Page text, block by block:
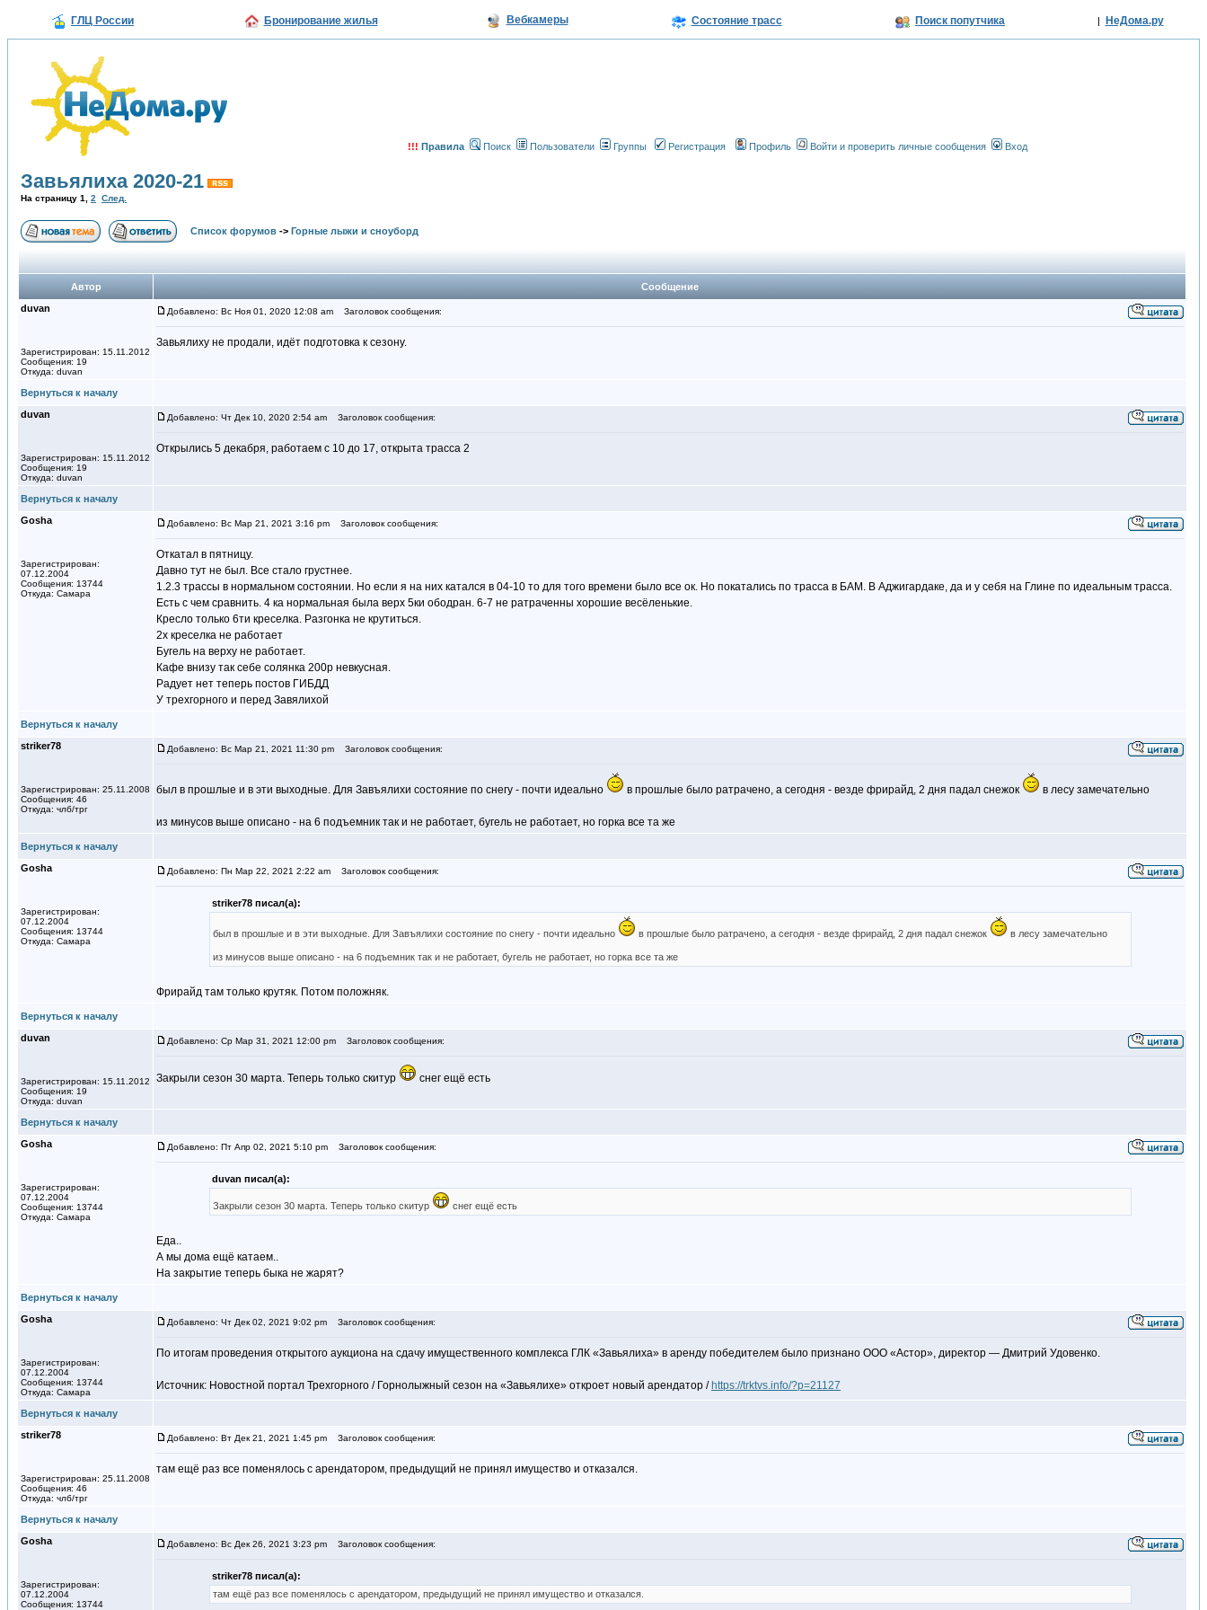
ГЛЦ России Бронирование жилья Вебкамеры Состояние трасс Поиск попутчика | НеДома.ру
!!! Правила Поиск Пользователи Группы Регистрация Профиль Войти и проверить личные сообщения Вход
Завьялиха 2020-21
На страницу 1 2 След.
Список форумов -> Горные лыжи и сноуборд
Автор
Сообщение
duvan
Зарегистрирован: 15.11.2012
Сообщения: 19
Откуда: duvan
Добавлено: Вс Ноя 01, 2020 12:08 am Заголовок сообщения:
Завьялиху не продали, идëт подготовка к сезону.
Вернуться к началу
duvan
Зарегистрирован: 15.11.2012
Сообщения: 19
Откуда: duvan
Добавлено: Чт Дек 10, 2020 2:54 am Заголовок сообщения:
Открылись 5 декабря, работаем с 10 до 17, открыта трасса 2
Вернуться к началу
Gosha
Зарегистрирован:
07.12.2004
Сообщения: 13744
Откуда: Самара
Добавлено: Вс Мар 21, 2021 3:16 pm Заголовок сообщения:
Откатал в пятницу.
Давно тут не был. Все стало грустнее.
1.2.3 трассы в нормальном состоянии. Но если я на них катался в 04-10 то для того времени было все ок. Но покатались по трасса в БАМ. В Аджигардаке, да и у себя на Глине по идеальным трасса.
Есть с чем сравнить. 4 ка нормальная была верх 5ки ободран. 6-7 не ратраченны хорошие весёленькие.
Кресло только 6ти креселка. Разгонка не крутиться.
2х креселка не работает
Бугель на верху не работает.
Кафе внизу так себе солянка 200р невкусная.
Радует нет теперь постов ГИБДД
У трехгорного и перед Завялихой
Вернуться к началу
striker78
Зарегистрирован: 25.11.2008
Сообщения: 46
Откуда: члб/трг
Добавлено: Вс Мар 21, 2021 11:30 pm Заголовок сообщения:
был в прошлые и в эти выходные. Для Завъялихи состояние по снегу - почти идеально в прошлые было ратрачено, а сегодня - везде фрирайд, 2 дня падал снежок в лесу замечательно
из минусов выше описано - на 6 подъемник так и не работает, бугель не работает, но горка все та же
Вернуться к началу
Gosha
Зарегистрирован:
07.12.2004
Сообщения: 13744
Откуда: Самара
Добавлено: Пн Мар 22, 2021 2:22 am Заголовок сообщения:
striker78 писал(а):
был в прошлые и в эти выходные. Для Завъялихи состояние по снегу - почти идеально в прошлые было ратрачено, а сегодня - везде фрирайд, 2 дня падал снежок в лесу замечательно
из минусов выше описано - на 6 подъемник так и не работает, бугель не работает, но горка все та же
Фрирайд там только крутяк. Потом положняк.
Вернуться к началу
duvan
Зарегистрирован: 15.11.2012
Сообщения: 19
Откуда: duvan
Добавлено: Ср Мар 31, 2021 12:00 pm Заголовок сообщения:
Закрыли сезон 30 марта. Теперь только скитур снег ещё есть
Вернуться к началу
Gosha
Зарегистрирован:
07.12.2004
Сообщения: 13744
Откуда: Самара
Добавлено: Пт Апр 02, 2021 5:10 pm Заголовок сообщения:
duvan писал(а):
Закрыли сезон 30 марта. Теперь только скитур снег ещё есть
Еда..
А мы дома ещё катаем..
На закрытие теперь быка не жарят?
Вернуться к началу
Gosha
Зарегистрирован:
07.12.2004
Сообщения: 13744
Откуда: Самара
Добавлено: Чт Дек 02, 2021 9:02 pm Заголовок сообщения:
По итогам проведения открытого аукциона на сдачу имущественного комплекса ГЛК «Завьялиха» в аренду победителем было признано ООО «Астор», директор — Дмитрий Удовенко.
Источник: Новостной портал Трехгорного / Горнолыжный сезон на «Завьялихе» откроет новый арендатор / https://trktvs.info/?p=21127
Вернуться к началу
striker78
Зарегистрирован: 25.11.2008
Сообщения: 46
Откуда: члб/трг
Добавлено: Вт Дек 21, 2021 1:45 pm Заголовок сообщения:
там ещё раз все поменялось с арендатором, предыдущий не принял имущество и отказался.
Вернуться к началу
Gosha
Зарегистрирован:
07.12.2004
Сообщения: 13744
Добавлено: Вс Дек 26, 2021 3:23 pm Заголовок сообщения:
striker78 писал(а):
там ещё раз все поменялось с арендатором, предыдущий не принял имущество и отказался.